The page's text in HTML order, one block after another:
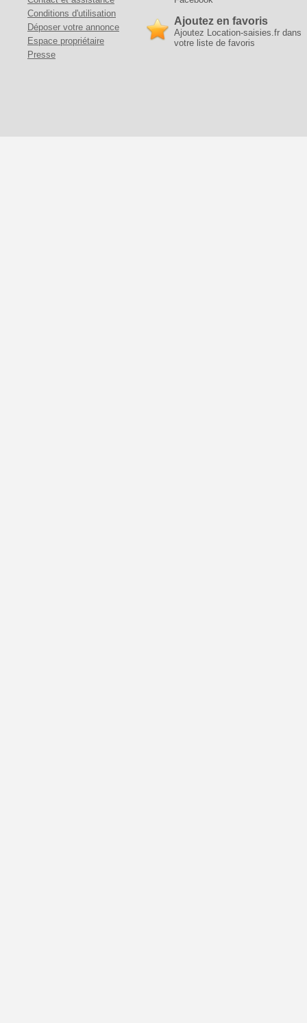
Conditions d'utilisation
Déposer votre annonce
Espace propriétaire
Presse
Ajoutez en favoris
Ajoutez Location-saisies.fr dans
votre liste de favoris